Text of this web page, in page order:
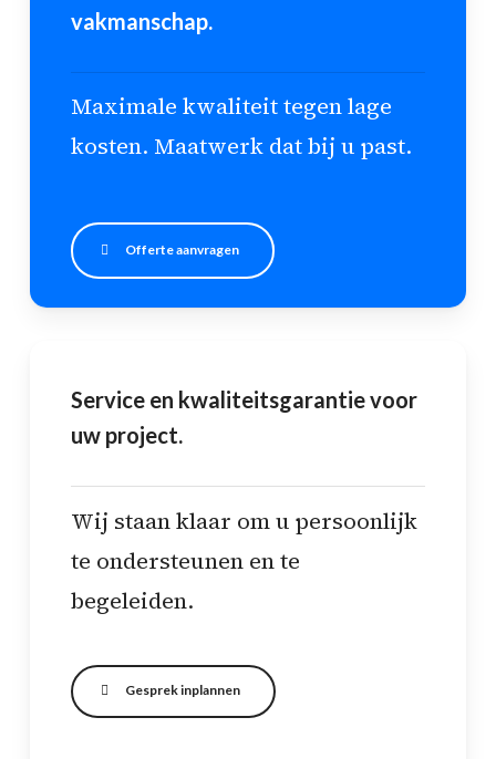
vakmanschap.
Maximale kwaliteit tegen lage
kosten. Maatwerk dat bij u past.
Offerte aanvragen
Service en kwaliteitsgarantie voor
uw project.
Wij staan klaar om u persoonlijk
te ondersteunen en te
begeleiden.
Gesprek inplannen